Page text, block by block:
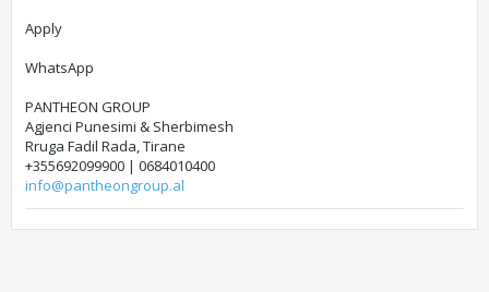
Apply
WhatsApp
PANTHEON GROUP
Agjenci Punesimi & Sherbimesh
Rruga Fadil Rada, Tirane
+355692099900 | 0684010400
info@pantheongroup.al